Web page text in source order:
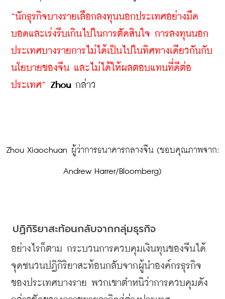
“นักธุรกิจบางรายเลือกลงทุนนอกประเทศอย่างมืด
บอดและเร่งรีบเกินไปในการตัดสินใจ การลงทุนนอก
ประเทศบางรายการไม่ได้เป็นไปในทิศทางเดียวกันกับ
นโยบายของจีน และไม่ได้ให้ผลตอบแทนที่ดีต่อ
ประเทศ” Zhou กล่าว
Andrew Harrer/Bloomberg)
ปฏิกิริยาสะท้อนกลับจากกลุ่มธุรกิจ
อย่างไรก็ตาม กระบวนการควบคุมเงินทุนของจีนได้
จุดชนวนปฏิกิริยาสะท้อนกลับจากผู้นำองค์กรธุรกิจ
ของประเทศบางราย พวกเขาตำหนิว่าการควบคุมดัง